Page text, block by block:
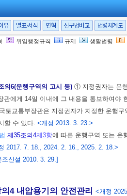
유 별표·서식 연혁 신구법비교 법령체계도
위임행정규칙 규제 생활법령
고 14일 이상 일반이 열람할 수 있도록 하
1항에 따라 공고된 운행구역 관련내용에
의6(운행구역의 고시 등) ① 지정권자는 운
관에게 14일 이내에 그 내용을 통보하여야
토교통부장관은 지정권자가 지정한 운행구
할 수 있다. <개정 2013. 3. 23.>
법 제35조의4제3항에 따른 운행구역 또는 운
2017. 7. 18., 2024. 2. 16., 2025. 2. 18.>
조신설 2010. 3. 29.]
내압용기의 안전관리 <개정